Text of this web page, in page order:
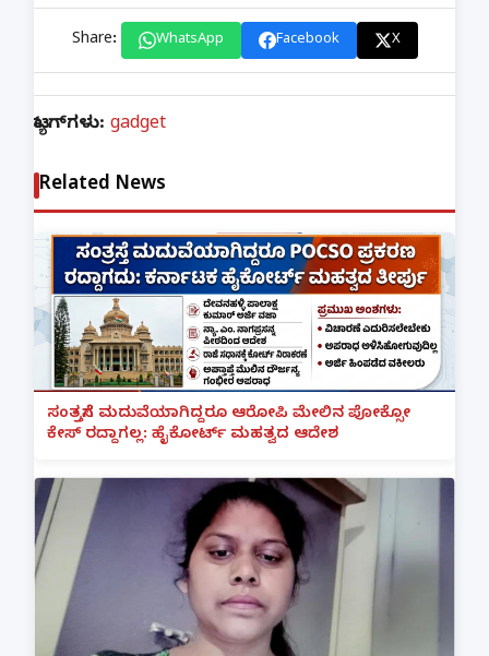
Share: WhatsApp Facebook X
ಟ್ಯಾಗ್‌ಗಳು: gadget
Related News
ಸಂತ್ರಸ್ತೆಗೆ ಮದುವೆಯಾಗಿದ್ದರೂ ಆರೋಪಿ ಮೇಲಿನ ಪೋಕ್ಸೋ
ಕೇಸ್ ರದ್ದಾಗಲ್ಲ: ಹೈಕೋರ್ಟ್ ಮಹತ್ವದ ಆದೇಶ